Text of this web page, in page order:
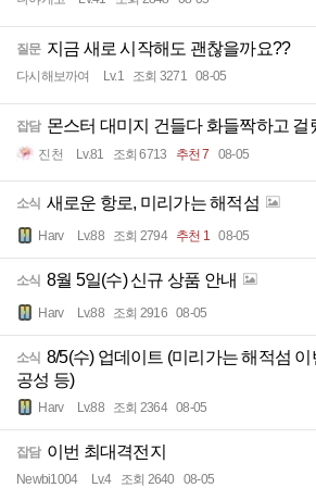
질문 지금 새로 시작해도 괜찮을까요??
다시해보까여 Lv.1 조회 3271 08-05
잡담 몬스터 대미지 건들다 화들짝하고 걸
진천 Lv.81 조회 6713 추천 7 08-05
소식 새로운 항로, 미리가는 해적섬
Harv Lv.88 조회 2794 추천 1 08-05
소식 8월 5일(수) 신규 상품 안내
Harv Lv.88 조회 2916 08-05
소식 8/5(수) 업데이트 (미리가는 해적섬 이
공성 등)
Harv Lv.88 조회 2364 08-05
잡담 이번 최대격전지
Newbi1004 Lv.4 조회 2640 08-05